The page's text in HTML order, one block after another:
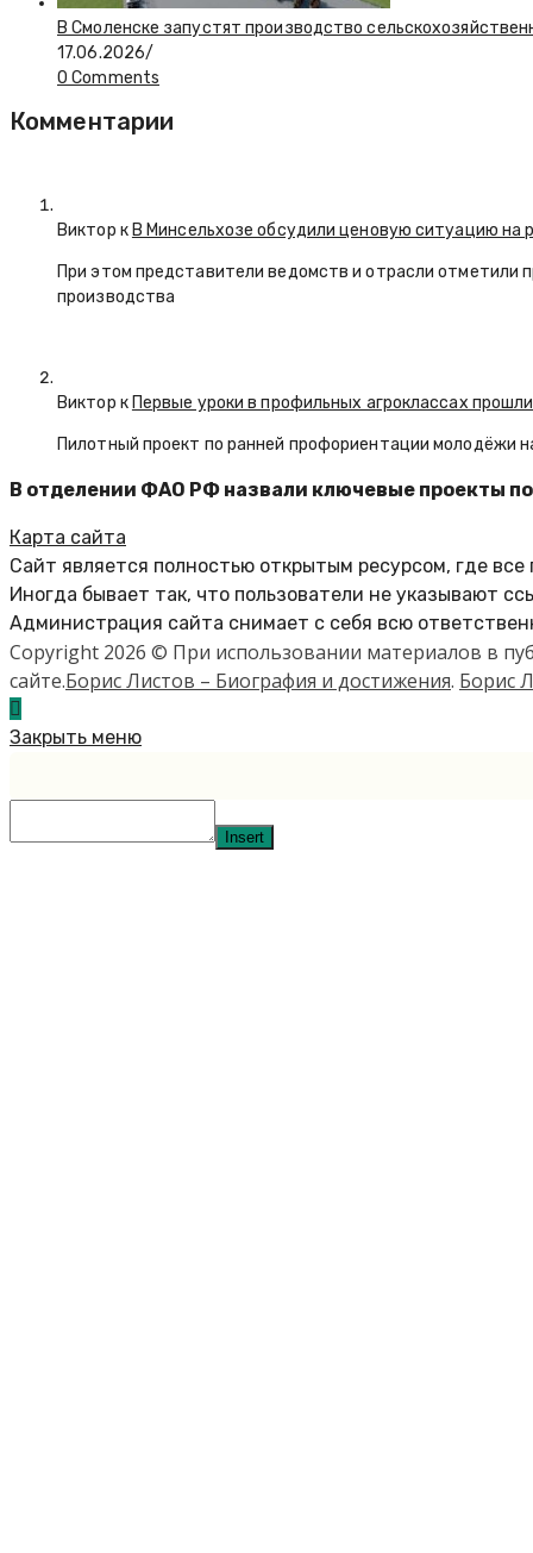
В Смоленске запустят производство
17.06.2026/
0 Comments
Комментарии
Виктор кВ Минсельхозе обсудили ценовую ситуацию на
При этом представители ведомств и отрасли отметили
производства
Виктор кПервые уроки в профильных агроклассах
Пилотный проект по ранней профориентации молодёжи
В отделении ФАО РФ назвали ключевые проекты
Карта сайта
Сайт является полностью открытым ресурсом, где
Иногда бывает так, что пользователи не указывают
Администрация сайта снимает с себя всю
Copyright 2026 © При использовании материалов в
сайте.Борис Листов – Биография и достижения. Борис
Закрыть меню
Insert